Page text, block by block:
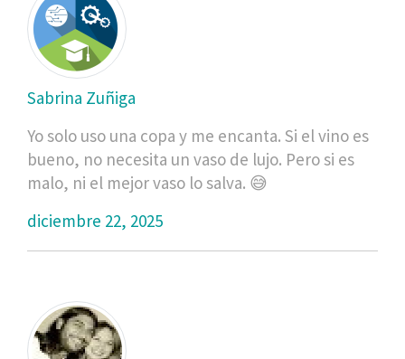
Sabrina Zuñiga
Yo solo uso una copa y me encanta. Si el vino es
bueno, no necesita un vaso de lujo. Pero si es
malo, ni el mejor vaso lo salva. 😅
diciembre 22, 2025